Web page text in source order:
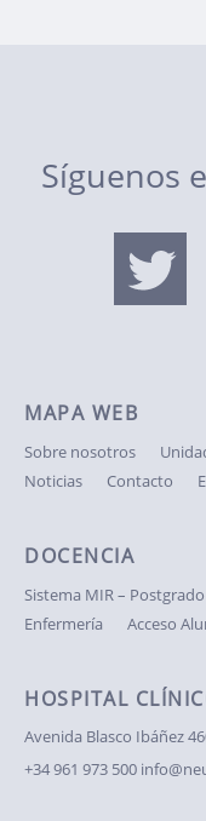
Síguenos
HOSPITAL
Avenida Blasco Ibáñez
+34 961 973 500
MAPA WEB
Sobre nosotros
Noticias
Contacto
DOCENCIA
Sistema MIR – Postgrado
Enfermería
Acceso